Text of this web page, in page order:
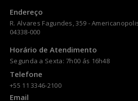
Endereço
R. Alvares Fagundes, 359 -
04338-000
Horário de Atendimento
Segunda a Sexta: 7h00 ás 16h48
Telefone
+55 11 3346-2100
Email